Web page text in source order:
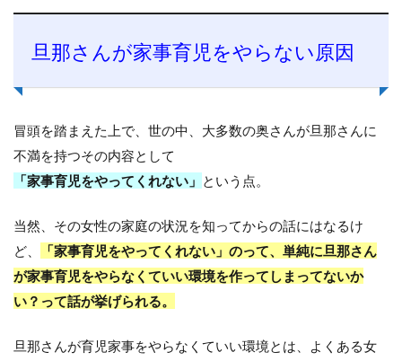
旦那さんが家事育児をやらない原因
冒頭を踏まえた上で、世の中、大多数の奥さんが旦那さんに
不満を持つその内容として
「家事育児をやってくれない」
という点。
当然、その女性の家庭の状況を知ってからの話にはなるけ
ど、
「家事育児をやってくれない」のって、単純に旦那さん
が家事育児をやらなくていい環境を作ってしまってないか
い？って話が挙げられる。
旦那さんが育児家事をやらなくていい環境とは、よくある女